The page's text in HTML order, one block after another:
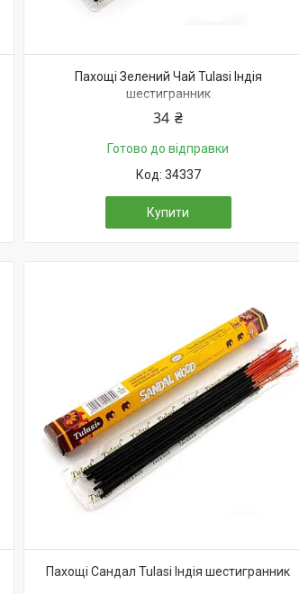
Пахощі Зелений Чай Tulasi Індія
шестигранник
34 ₴
Готово до відправки
34337
Купити
Пахощі Сандал Tulasi Індія шестигранник